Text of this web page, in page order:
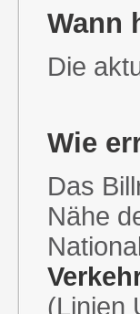
Wann
Die
Wie
Das
Nähe
(Linien